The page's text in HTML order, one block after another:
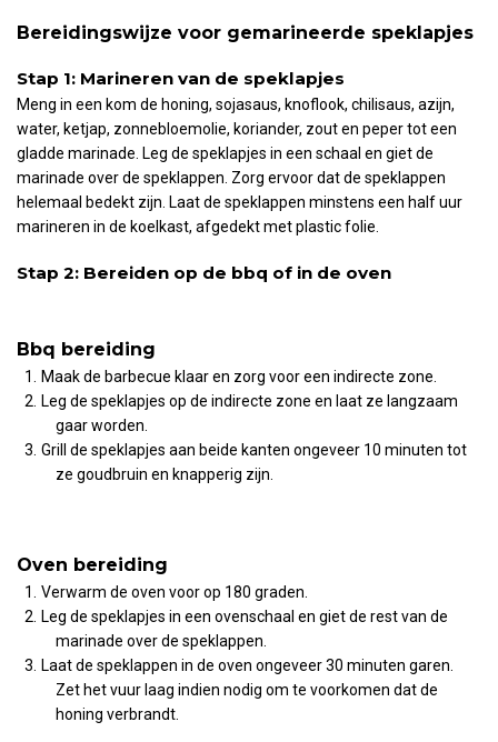
Bereidingswijze voor gemarineerde speklapjes
Stap 1: Marineren van de speklapjes
Meng in een kom de honing, sojasaus, knoflook, chilisaus, azijn,
water, ketjap, zonnebloemolie, koriander, zout en peper tot een
gladde marinade. Leg de speklapjes in een schaal en giet de
marinade over de speklappen. Zorg ervoor dat de speklappen
helemaal bedekt zijn. Laat de speklappen minstens een half uur
marineren in de koelkast, afgedekt met plastic folie.
Stap 2: Bereiden op de bbq of in de oven
Bbq bereiding
Maak de barbecue klaar en zorg voor een indirecte zone.
Leg de speklapjes op de indirecte zone en laat ze langzaam
gaar worden.
Grill de speklapjes aan beide kanten ongeveer 10 minuten tot
ze goudbruin en knapperig zijn.
Oven bereiding
Verwarm de oven voor op 180 graden.
Leg de speklapjes in een ovenschaal en giet de rest van de
marinade over de speklappen.
Laat de speklappen in de oven ongeveer 30 minuten garen.
Zet het vuur laag indien nodig om te voorkomen dat de
honing verbrandt.